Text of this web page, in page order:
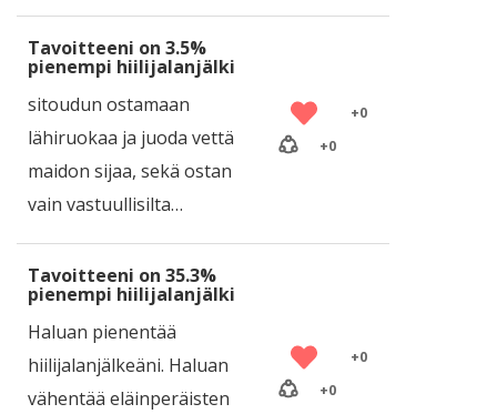
Tavoitteeni on 3.5%
pienempi hiilijalanjälki
sitoudun ostamaan
lähiruokaa ja juoda vettä
maidon sijaa, sekä ostan
vain vastuullisilta…
+0
+0
Tavoitteeni on 35.3%
pienempi hiilijalanjälki
Haluan pienentää
hiilijalanjälkeäni. Haluan
vähentää eläinperäisten
+0
+0